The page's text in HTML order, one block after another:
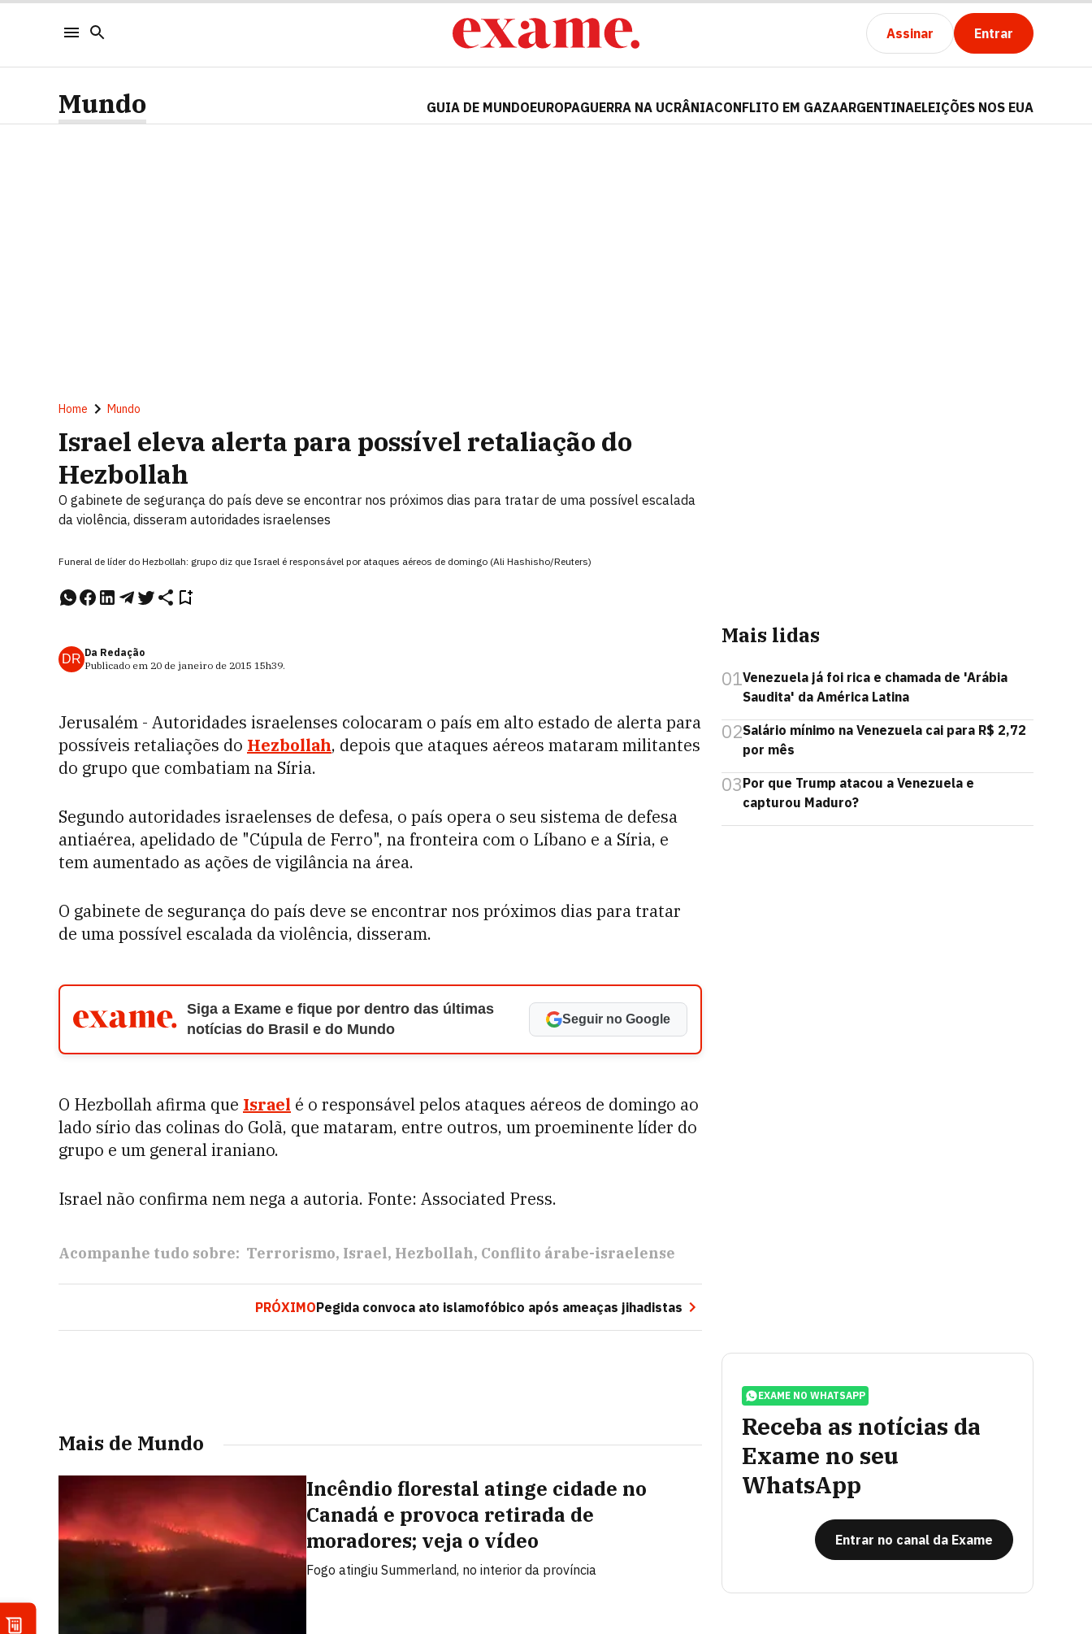
Assinar Entrar
Mundo GUIA DE MUNDOEUROPAGUERRA NA UCRÂNIACONFLITO EM GAZAARGENTINAELEIÇÕES NOS EUA
Home Mundo
Israel eleva alerta para possível retaliação do
Hezbollah
O gabinete de segurança do país deve se encontrar nos próximos dias para tratar de uma possível escalada
da violência, disseram autoridades israelenses
Funeral de líder do Hezbollah: grupo diz que Israel é responsável por ataques aéreos de domingo (Ali Hashisho/Reuters)
DR Da Redação
Publicado em 20 de janeiro de 2015 15h39.
Jerusalém - Autoridades israelenses colocaram o país em alto estado de alerta para
possíveis retaliações do Hezbollah, depois que ataques aéreos mataram militantes
do grupo que combatiam na Síria.
Segundo autoridades israelenses de defesa, o país opera o seu sistema de defesa
antiaérea, apelidado de "Cúpula de Ferro", na fronteira com o Líbano e a Síria, e
tem aumentado as ações de vigilância na área.
O gabinete de segurança do país deve se encontrar nos próximos dias para tratar
de uma possível escalada da violência, disseram.
Siga a Exame e fique por dentro das últimas
notícias do Brasil e do Mundo
Seguir no Google
O Hezbollah afirma que Israel é o responsável pelos ataques aéreos de domingo ao
lado sírio das colinas do Golã, que mataram, entre outros, um proeminente líder do
grupo e um general iraniano.
Israel não confirma nem nega a autoria. Fonte: Associated Press.
Acompanhe tudo sobre: Terrorismo Israel Hezbollah Conflito árabe-israelense
PRÓXIMOPegida convoca ato islamofóbico após ameaças jihadistas
Mais de Mundo
Incêndio florestal atinge cidade no
Canadá e provoca retirada de
moradores; veja o vídeo
Fogo atingiu Summerland, no interior da província
Mais lidas
01Venezuela já foi rica e chamada de 'Arábia
Saudita' da América Latina
02Salário mínimo na Venezuela cai para R$ 2,72
por mês
03Por que Trump atacou a Venezuela e
capturou Maduro?
EXAME NO WHATSAPP
Receba as notícias da
Exame no seu
WhatsApp
Entrar no canal da Exame